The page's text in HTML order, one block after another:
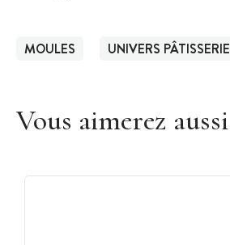
MOULES UNIVERS PÂTISSERIE
Vous aimerez aussi